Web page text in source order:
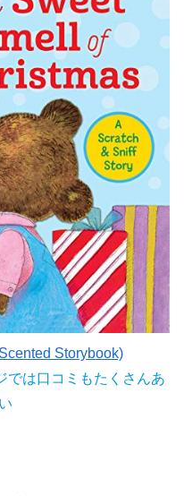
Storybook)
では口コミもたくさんあ